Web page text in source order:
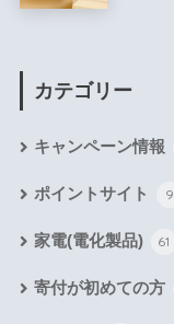
カテゴリー
キャンペーン情報
ポイントサイト 9
家電(電化製品) 61
寄付が初めての方